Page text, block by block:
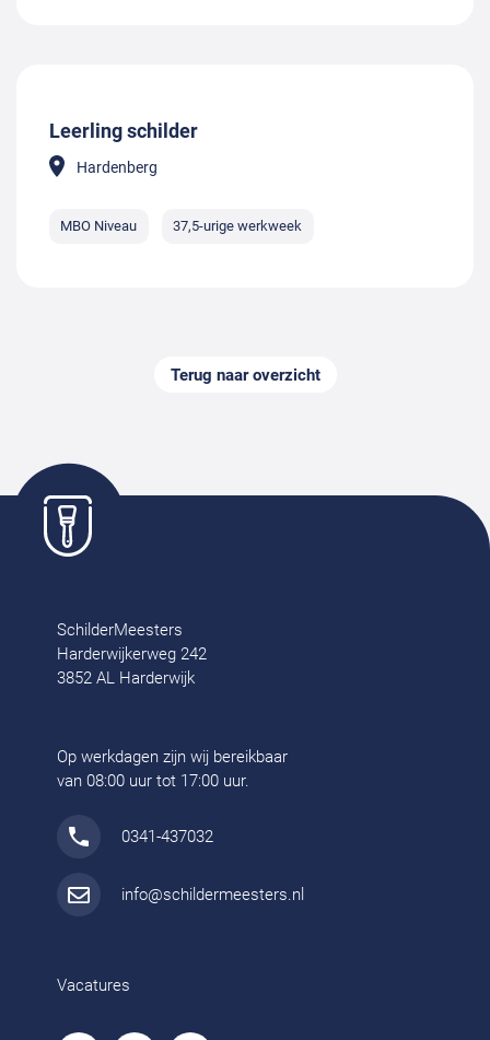
Leerling schilder
Hardenberg
MBO Niveau 37,5-urige werkweek
Terug naar overzicht
SchilderMeesters
Harderwijkerweg 242
3852 AL Harderwijk
Op werkdagen zijn wij bereikbaar
van 08:00 uur tot 17:00 uur.
0341-437032
info@schildermeesters.nl
Vacatures